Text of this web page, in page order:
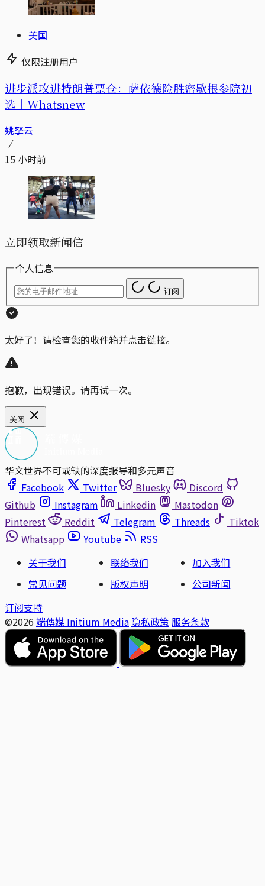
美国
仅限注册用户
进步派攻进特朗普票仓：萨依德险胜密歇根参院初
选｜Whatsnew
姚拏云
15 小时前
立即领取新闻信
个人信息
订阅
太好了！请检查您的收件箱并点击链接。
抱歉，出现错误。请再试一次。
关闭
华文世界不可或缺的深度报导和多元声音
Facebook
Twitter Bluesky
Discord
Github
Instagram Linkedin
Mastodon
Pinterest
Reddit Telegram Threads
Tiktok
Whatsapp
Youtube
RSS
关于我们
联络我们
加入我们
常见问题
版权声明
公司新闻
订阅支持
©2026 端傳媒 Initium Media 隐私政策 服务条款